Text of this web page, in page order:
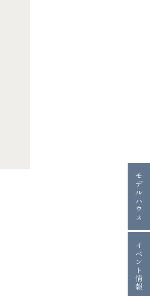
モデルハウス
イベント情報